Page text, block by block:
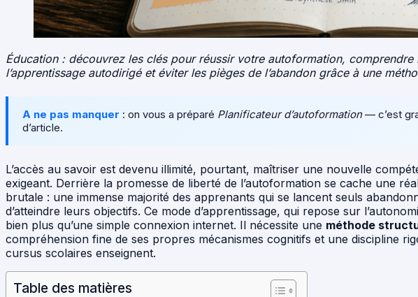
Éducation : découvrez les clés pour réussir votre autoformation, comprendre
l’apprentissage autodirigé et éviter les pièges de l’abandon grâce à une
A ne pas manquer : on vous a préparé Planificateur d’autoformation— c’est
d’article.
L’accès au savoir est devenu illimité, pourtant, maîtriser une nouvelle
exigeant. Derrière la promesse de liberté de l’autoformation se cache une
brutale : une immense majorité des apprenants qui se lancent seuls
d’atteindre leurs objectifs. Ce mode d’apprentissage, qui repose sur
bien plus qu’une simple connexion internet. Il nécessite une méthode
compréhension fine de ses propres mécanismes cognitifs et une discipline
cursus scolaires enseignent.
Table des matières